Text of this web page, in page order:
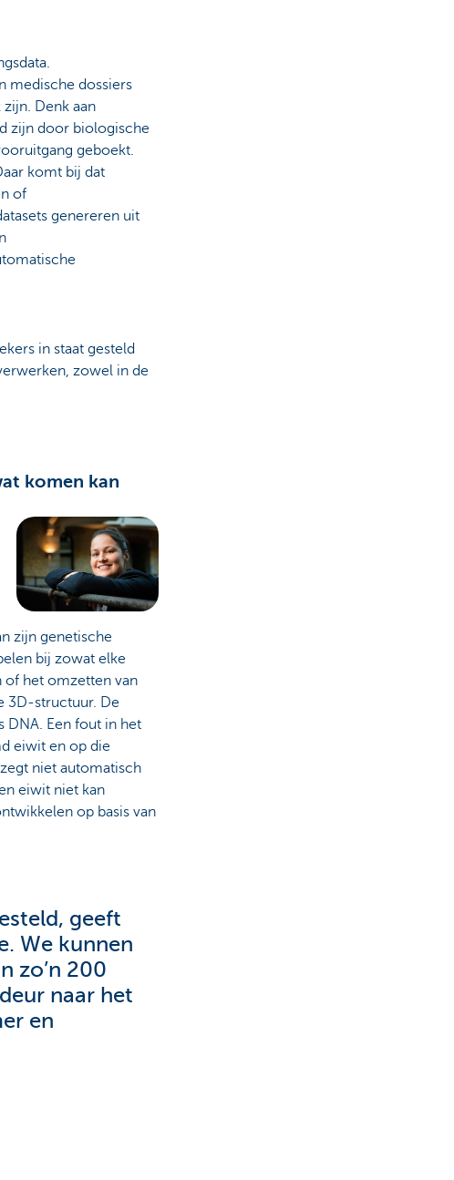
medische dossiers
Denk aan
zijn door biologische
geboekt.
komt bij dat
of
genereren uit
in staat gesteld
zowel in de
komen kan
zijn genetische
bij zowat elke
of het omzetten van
3D-structuur. De
Een fout in het
eiwit en op die
niet automatisch
eiwit niet kan
op basis van
geeft
We kunnen
zo’n 200
naar het
en